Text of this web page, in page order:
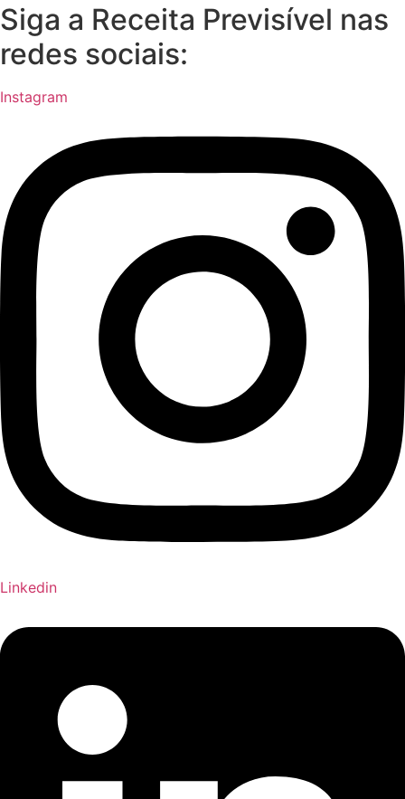
Siga a Receita Previsível nas
redes sociais:
Instagram
Linkedin